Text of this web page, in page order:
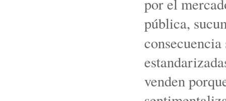
por el
pública,
venden